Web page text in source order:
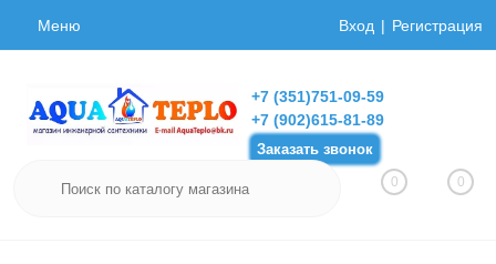
Меню Вход Регистрация
+7 (351)751-09-59
+7 (902)615-81-89
Заказать звонок
0 0